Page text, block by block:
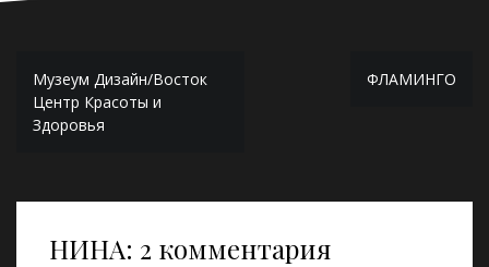
Навигация
по
записям
Музеум Дизайн/Восток
Центр Красоты и
Здоровья
ФЛАМИНГО
НИНА: 2 комментария